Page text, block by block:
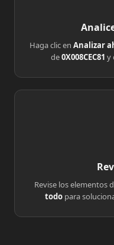
Haga clic en Analizar
de0X008CEC81 y
Revise los elementos
todo para